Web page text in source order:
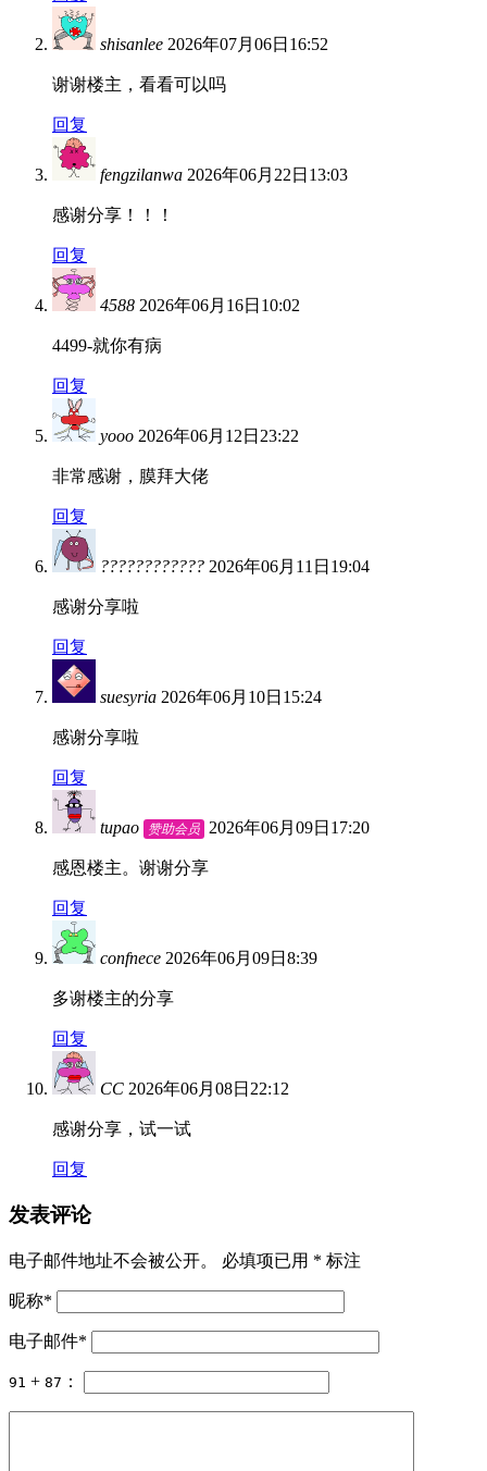
shisanlee 2026年07月06日16:52
谢谢楼主，看看可以吗
回复
fengzilanwa 2026年06月22日13:03
感谢分享！！！
回复
4588 2026年06月16日10:02
4499-就你有病
回复
yooo 2026年06月12日23:22
非常感谢，膜拜大佬
回复
???????????? 2026年06月11日19:04
感谢分享啦
回复
suesyria 2026年06月10日15:24
感谢分享啦
回复
tupao 赞助会员 2026年06月09日17:20
感恩楼主。谢谢分享
回复
confnece 2026年06月09日8:39
多谢楼主的分享
回复
CC 2026年06月08日22:12
感谢分享，试一试
回复
发表评论
电子邮件地址不会被公开。 必填项已用 * 标注
昵称*
电子邮件*
91 + 87 ：